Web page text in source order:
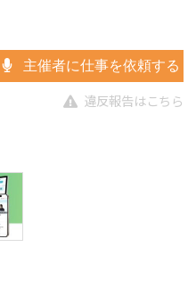
主催者に仕事を依頼する
違反報告はこちら